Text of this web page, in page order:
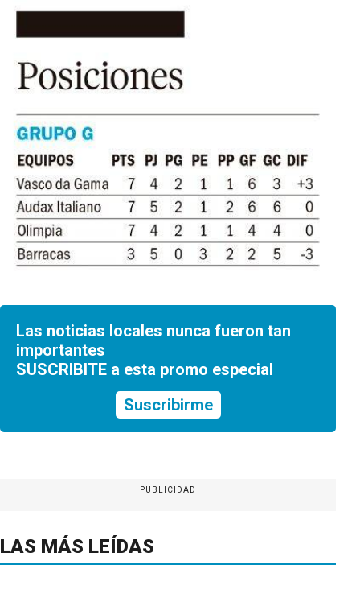
Las noticias locales nunca fueron tan
importantes
SUSCRIBITE a esta promo especial
Suscribirme
PUBLICIDAD
LAS MÁS LEÍDAS